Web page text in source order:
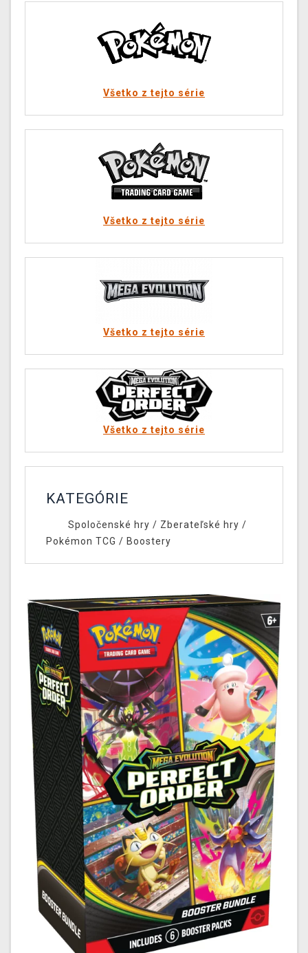
Všetko z tejto série
Všetko z tejto série
Všetko z tejto série
Všetko z tejto série
KATEGÓRIE
Spoločenské hry / Zberateľské hry /
Pokémon TCG / Boostery